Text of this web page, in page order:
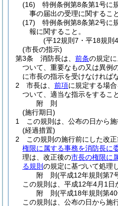
(16)
特例条例第8条第1号に
事の届出の受理に関すること
(17)
特例条例第8条第2号に
報に関すること。
(平12規則7・平18規則
(市長の指示)
第3条
消防長は、 前条の規定
ついて、重要なもの又は異例
に市長の指示を受けなければ
2
市長は、 前項に規定する場
ついて、適当な指示をするこ
附 則
(施行期日)
1
この規則は、公布の日から施
(経過措置)
2
この規則の施行前にした改
権限に属する事務を消防長に
理は、改正後の市長の権限に
る規則 の規定に基づいて処理
附 則(平成12年規則第7
この規則は、平成12年4月1日
附 則(平成18年規則第
この規則は、公布の日から施